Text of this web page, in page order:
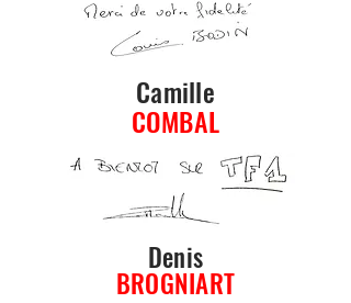
Camille
COMBAL
Denis
BROGNIART